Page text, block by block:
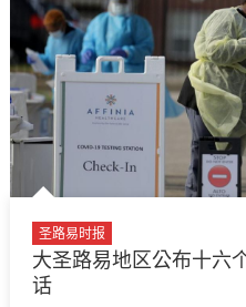
圣路易时报
大圣路易地区公布十六
话